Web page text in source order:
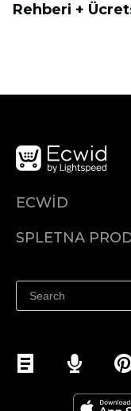
Rehberi +
ECWID
SPLETNA
Prodaja na